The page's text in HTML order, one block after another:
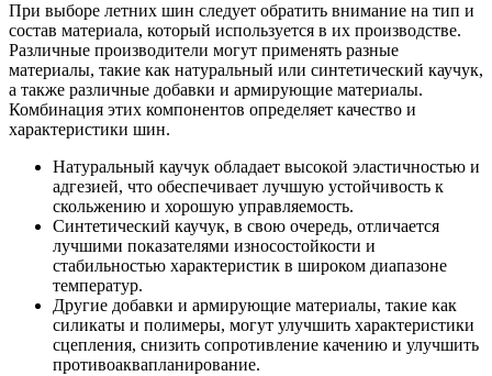
При выборе летних шин следует обратить внимание на тип и
состав материала, который используется в их производстве.
Различные производители могут применять разные
материалы, такие как натуральный или синтетический каучук,
а также различные добавки и армирующие материалы.
Комбинация этих компонентов определяет качество и
характеристики шин.
Натуральный каучук обладает высокой эластичностью и
адгезией, что обеспечивает лучшую устойчивость к
скольжению и хорошую управляемость.
Синтетический каучук, в свою очередь, отличается
лучшими показателями износостойкости и
стабильностью характеристик в широком диапазоне
температур.
Другие добавки и армирующие материалы, такие как
силикаты и полимеры, могут улучшить характеристики
сцепления, снизить сопротивление качению и улучшить
противоаквапланирование.